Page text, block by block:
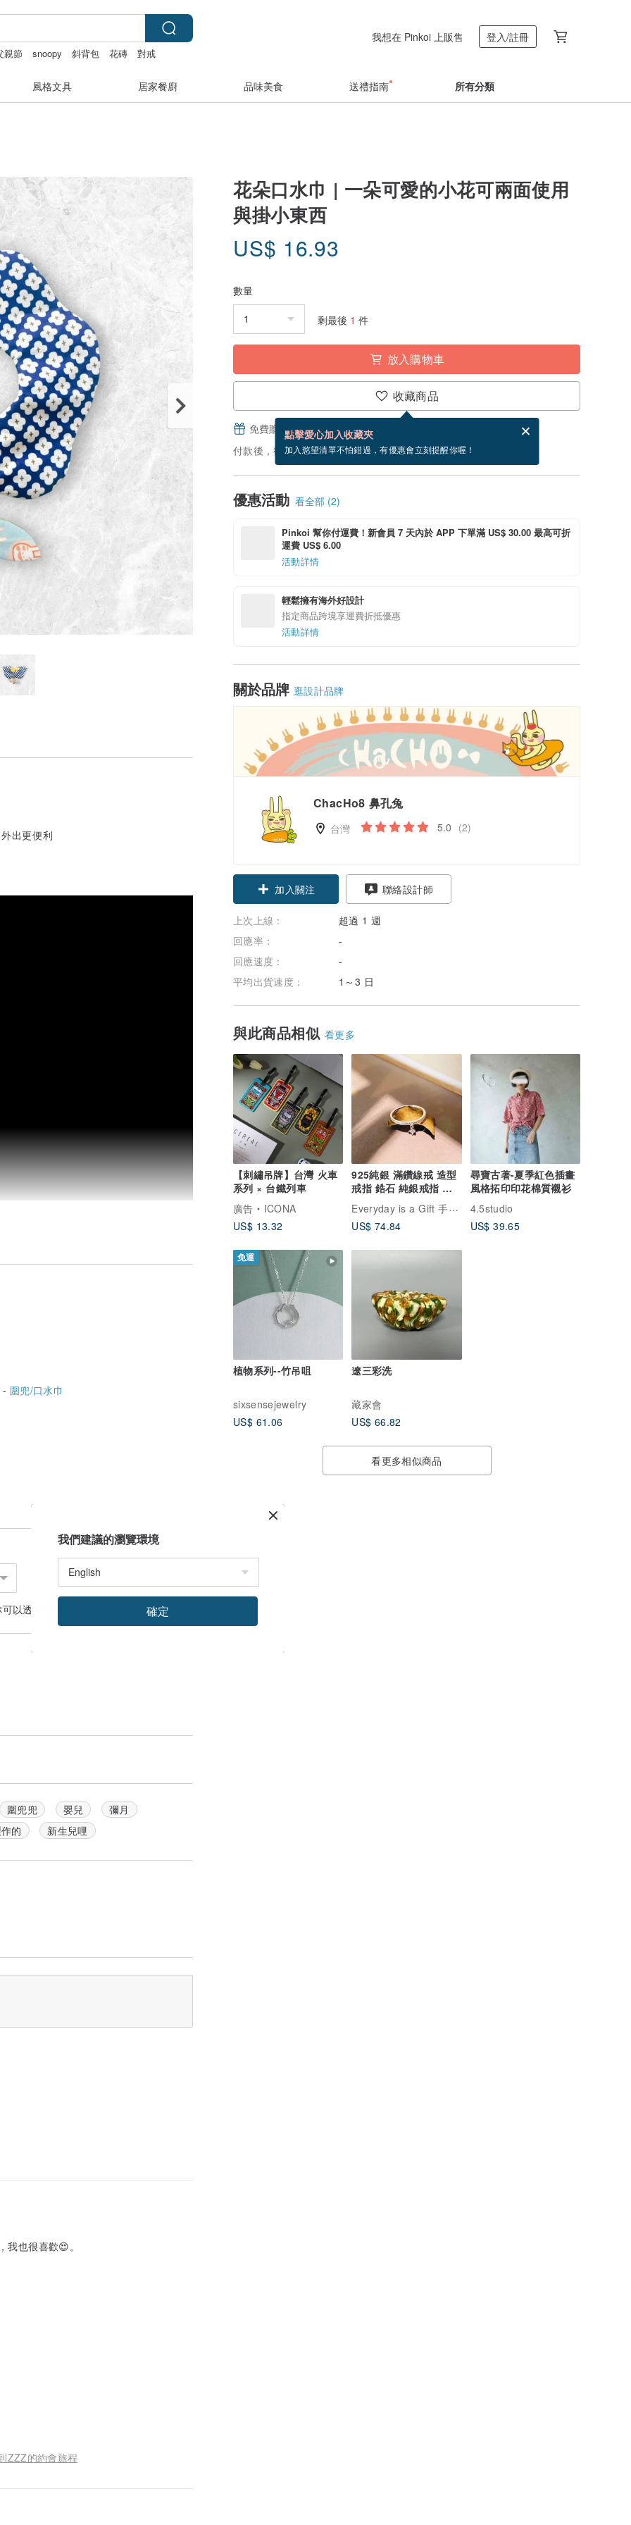
親節 snoopy 斜背包 花磚 對戒
我想在 Pinkoi 上販售 登入/註冊
風格文具 居家餐廚 品味美食 送禮指南 所有分類
花朵口水巾 | 一朵可愛的小花可兩面使用
與掛小東西
US$ 16.93
數量
剩最後 1 件
放入購物車
收藏商品
點擊愛心加入收藏夾
加入慾望清單不怕錯過，有優惠會立刻提醒你喔！
免費贈送電子賀卡，結帳完成後填寫
付款後，從備貨到寄出商品為 3 個工作天。（不包含假日）
優惠活動 看全部 (2)
Pinkoi 幫你付運費！新會員 7 天內於 APP 下單滿 US$ 30.00 最高可折
運費 US$ 6.00
活動詳情
輕鬆擁有海外好設計
指定商品跨境享運費折抵優惠
活動詳情
關於品牌 逛設計品牌
ChacHo8 鼻孔兔
台灣 5.0 (2)
加入關注 聯絡設計師
上次上線：
超過 1 週
回應率：
-
回應速度：
-
平均出貨速度：
1～3 日
與此商品相似 看更多
【刺繡吊牌】台灣 火車
系列 × 台鐵列車
廣告
ICONA
US$ 13.32
925純銀 滿鑽線戒 造型
戒指 鋯石 純銀戒指 方
鑽
Everyday is a Gift 手作工作室
US$ 74.84
尋寶古著-夏季紅色插畫
風格拓印印花棉質襯衫
4.5studio
US$ 39.65
免運
植物系列--竹吊咀
sixsensejewelry
US$ 61.06
遼三彩洗
藏家會
US$ 66.82
看更多相似商品
出更便利
圍兜/口水巾
以透過 討論合適的運送方式
圍兜兜 嬰兒
彌月
的
新生兒哩
也很喜歡😍。
ZZZ的約會旅程
我們建議的瀏覽環境
確定